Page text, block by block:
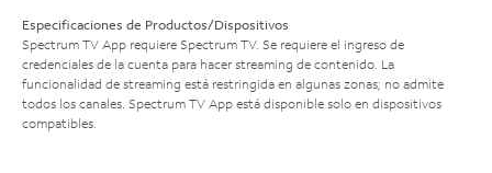
Especificaciones de Productos/Dispositivos
Spectrum TV App requiere Spectrum TV. Se requiere el ingreso de
credenciales de la cuenta para hacer streaming de contenido. La
funcionalidad de streaming está restringida en algunas zonas; no admite
todos los canales. Spectrum TV App está disponible solo en dispositivos
compatibles.